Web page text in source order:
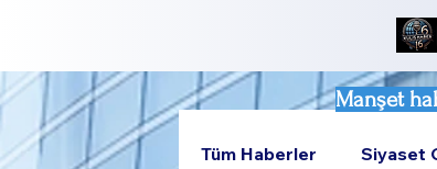
Manşet
Tüm Haberler Siyaset